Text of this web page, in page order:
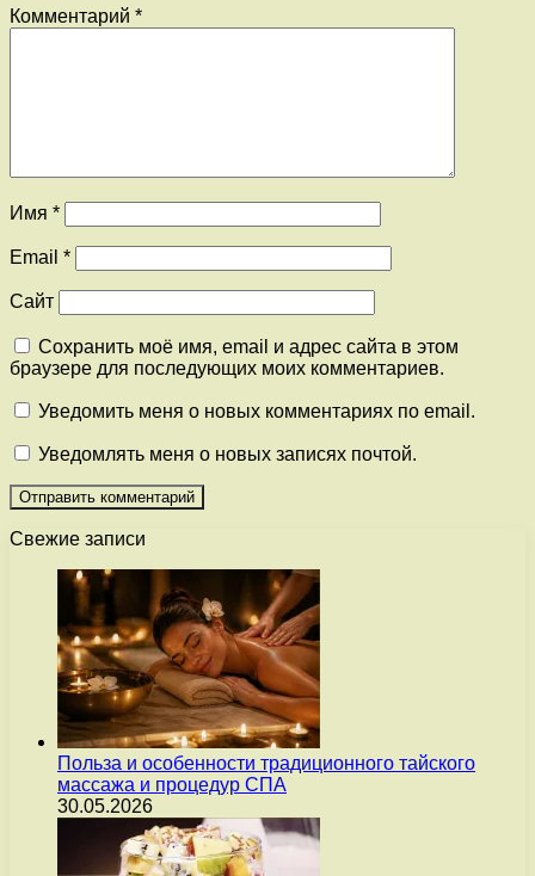
Комментарий *
Имя *
Email *
Сайт
Сохранить моё имя, email и адрес сайта в этом
браузере для последующих моих комментариев.
Уведомить меня о новых комментариях по email.
Уведомлять меня о новых записях почтой.
Свежие записи
Польза и особенности традиционного тайского
массажа и процедур СПА
30.05.2026